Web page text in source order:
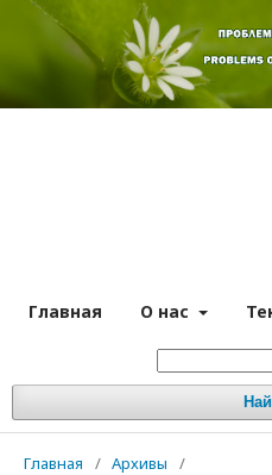
Главная О нас
Главная / Архивы
/